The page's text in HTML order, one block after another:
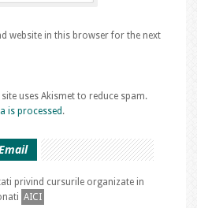
website in this browser for the next
uses Akismet to reduce spam.
is processed .
privind cursurile organizate in
AICI